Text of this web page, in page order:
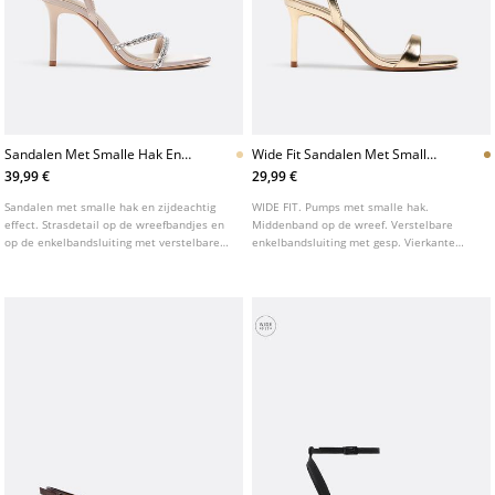
Sandalen Met Smalle Hak En
Strasdetail
39,99 €
Sandalen met smalle hak en zijdeachtig
effect. Strasdetail op de wreefbandjes en
op de enkelbandsluiting met verstelbare
Wide Fit Sandalen Met Smalle
Hak
29,99 €
WIDE FIT. Pumps met smalle hak.
Middenband op de wreef. Verstelbare
enkelbandsluiting met gesp. Vierkante